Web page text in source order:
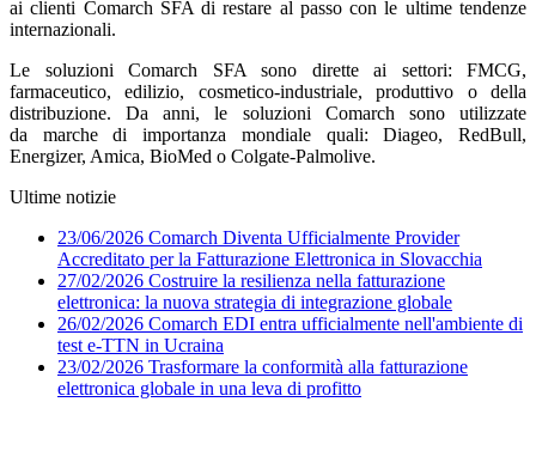
ai clienti Comarch SFA di restare al passo con le ultime tendenze
internazionali.
Le soluzioni Comarch SFA sono dirette ai settori: FMCG,
farmaceutico, edilizio, cosmetico-industriale, produttivo o della
distribuzione. Da anni, le soluzioni Comarch sono utilizzate
da marche di importanza mondiale quali: Diageo, RedBull,
Energizer, Amica, BioMed o Colgate-Palmolive.
Ultime notizie
23/06/2026 Comarch Diventa Ufficialmente Provider
Accreditato per la Fatturazione Elettronica in Slovacchia
27/02/2026 Costruire la resilienza nella fatturazione
elettronica: la nuova strategia di integrazione globale
26/02/2026 Comarch EDI entra ufficialmente nell'ambiente di
test e-TTN in Ucraina
23/02/2026 Trasformare la conformità alla fatturazione
elettronica globale in una leva di profitto